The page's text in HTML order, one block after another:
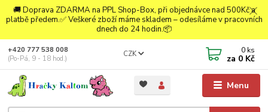
🚚 Doprava ZDARMA na PPL Shop-Box, při objednávce nad 500Kč a
platbě předem.✅ Veškeré zboží máme skladem – odesíláme v pracovních
dnech do 24 hodin.📦
Menu
CZK
+420 777 538 008
(Po-Pá, 9 - 18 hod.)
0 ks
za 0 Kč